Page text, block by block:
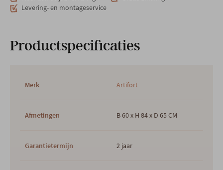
Levering- en montageservice
Productspecificaties
Merk Artifort
Afmetingen B 60 x H 84 x D 65 CM
Garantietermijn 2 jaar